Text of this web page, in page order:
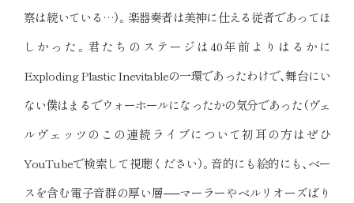
察は続いている…）。楽器奏者は美神に仕える従者であってほ
しかった。君たちのステージは40年前よりはるかに
Exploding Plastic Inevitableの一環であったわけで、舞台にい
ない僕はまるでウォーホールになったかの気分であった（ヴェ
ルヴェッツのこの連続ライブについて初耳の方はぜひ
YouTubeで検索して視聴ください）。音的にも絵的にも、ベー
スを含む電子音群の厚い層──マーラーやベルリオーズばり